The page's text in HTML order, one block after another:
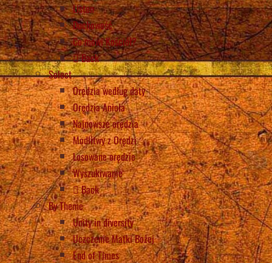
Listen
Duchowość
Co mówi Kościół?
Back
Select
Orędzia według daty
Orędzia Anioła
Najnowsze orędzia
Modlitwy z Orędzi
Losowane orędzie
Wyszukiwanie
Back
By Theme
Unity in diversity
Uczczenie Matki Bożej
End of Times